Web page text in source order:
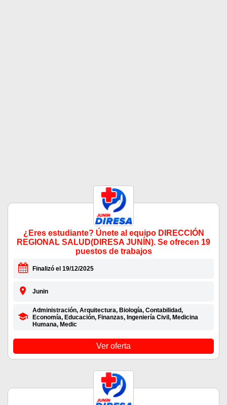
¿Eres estudiante? Únete al equipo DIRECCIÓN
REGIONAL SALUD(DIRESA JUNÍN). Se ofrecen 19
puestos de trabajos
Finalizó el 19/12/2025
Junin
Administración, Arquitectura, Biología, Contabilidad,
Economía, Educación, Finanzas, Ingeniería Civil, Medicina
Humana, Medic
Ver oferta